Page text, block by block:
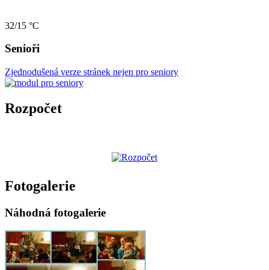
32/15 °C
Senioři
Zjednodušená verze stránek nejen pro seniory
Rozpočet
Fotogalerie
Náhodná fotogalerie